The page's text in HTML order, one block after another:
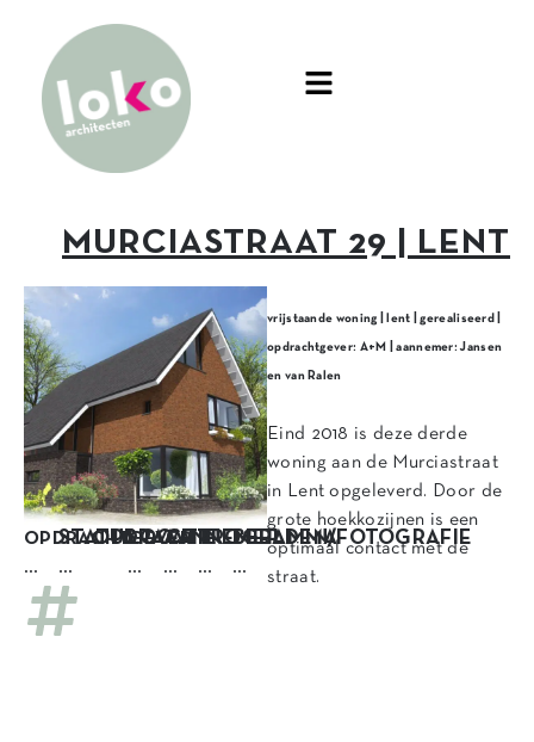
MURCIASTRAAT 29 | LENT
vrijstaande woning | lent | gerealiseerd |
opdrachtgever: A+M | aannemer: Jansen
en van Ralen
Eind 2018 is deze derde
woning aan de Murciastraat
in Lent opgeleverd. Door de
grote hoekkozijnen is een
optimaal contact met de
straat.
OPDRACHTGEVER
…
STATUS
…
OPDRACHT
LOCATIE
…
AANNEMER
…
PROGRAMMA
…
BEELDEN/FOTOGRAFIE
…